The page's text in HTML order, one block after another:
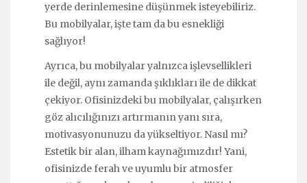
yerde derinlemesine düşünmek isteyebiliriz.
Bu mobilyalar, işte tam da bu esnekliği
sağlıyor!
Ayrıca, bu mobilyalar yalnızca işlevsellikleri
ile değil, aynı zamanda şıklıkları ile de dikkat
çekiyor. Ofisinizdeki bu mobilyalar, çalışırken
göz alıcılığınızı artırmanın yanı sıra,
motivasyonunuzu da yükseltiyor. Nasıl mı?
Estetik bir alan, ilham kaynağımızdır! Yani,
ofisinizde ferah ve uyumlu bir atmosfer